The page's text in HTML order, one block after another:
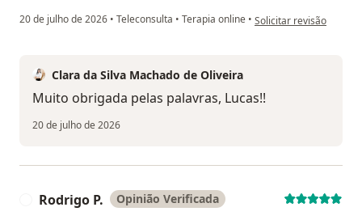
20 de julho de 2026 • Teleconsulta • Terapia online • na opinião do utilizador
Solicitar revisão
Clara da Silva Machado de Oliveira
Muito obrigada pelas palavras, Lucas!!
20 de julho de 2026
Rodrigo P. Opinião Verificada